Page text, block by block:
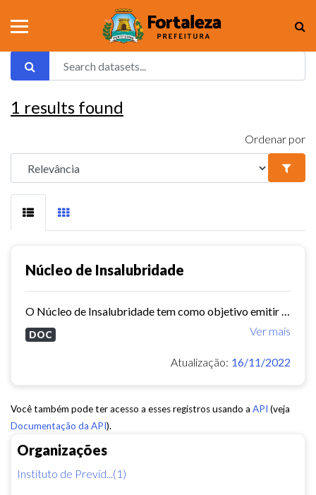
Organizações
Instituto de Previd...(1)
1 results found
Ordenar por
Núcleo de Insalubridade
Ver mais
DOC
Atualização: 16/11/2022
Você também pode ter acesso a esses registros usando a API (veja
Documentação da API).